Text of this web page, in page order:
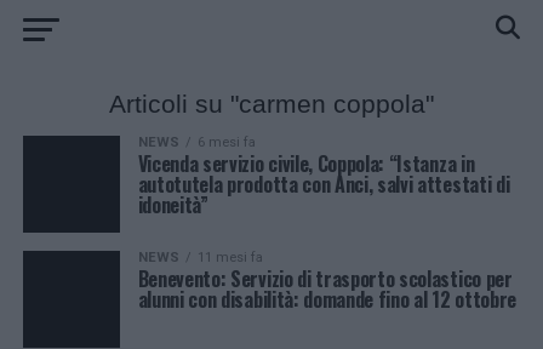
Articoli su "carmen coppola"
NEWS 6 mesi fa
Vicenda servizio civile, Coppola: “Istanza in
autotutela prodotta con Anci, salvi attestati di
idoneità”
NEWS 11 mesi fa
Benevento: Servizio di trasporto scolastico per
alunni con disabilità: domande fino al 12 ottobre